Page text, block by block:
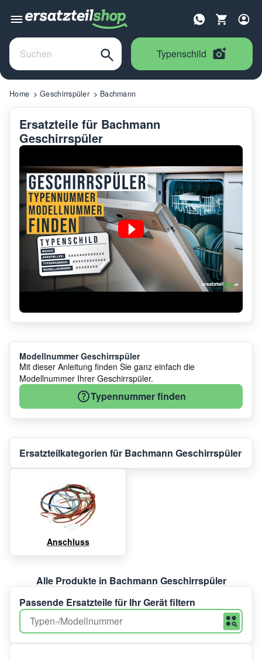
Typenschild
Home Geschirrspüler Bachmann
Ersatzteile für Bachmann
Geschirrspüler
Modellnummer Geschirrspüler
Mit dieser Anleitung finden Sie ganz einfach die
Modellnummer Ihrer Geschirrspüler.
Typennummer finden
Ersatzteilkategorien für Bachmann Geschirrspüler
Anschluss
Alle Produkte in Bachmann Geschirrspüler
Passende Ersatzteile für Ihr Gerät filtern